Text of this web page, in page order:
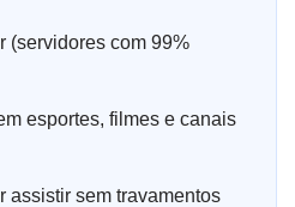
(servidores com 99%
esportes, filmes e canais
assistir sem travamentos